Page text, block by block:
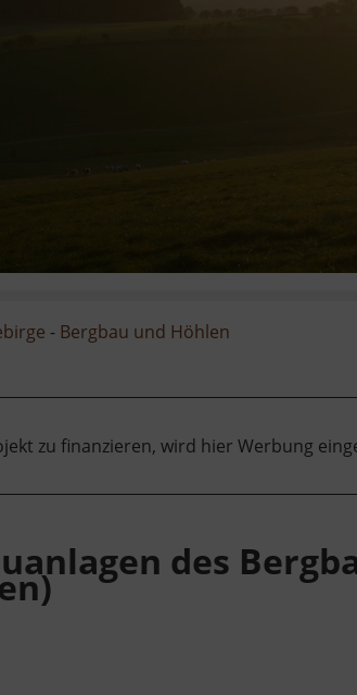
- Bergbau und Höhlen
zu finanzieren, wird hier Werbung
des